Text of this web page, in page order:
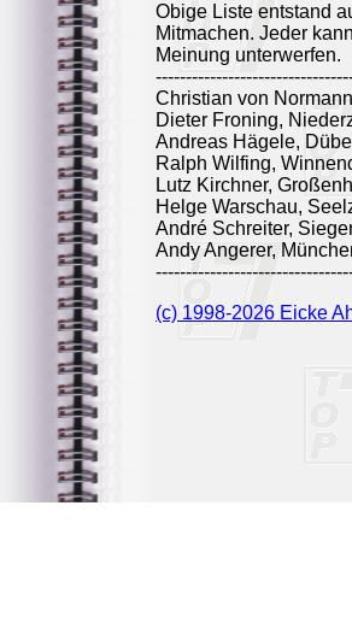
Obige Liste entstand
Mitmachen. Jeder
Meinung unterwerfen.
Christian von
Dieter Froning,
Andreas Hägele,
Ralph Wilfing,
Lutz Kirchner,
Helge Warschau,
André Schreiter,
Andy Angerer,
(c) 1998-2026 Eicke